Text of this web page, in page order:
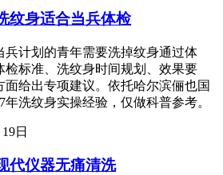
纹身适合当兵体检
兵计划的青年需要洗掉纹身通过体
检标准、洗纹身时间规划、效果要
面给出专项建议。依托哈尔滨俪也国
年洗纹身实操经验，仅做科普参考。
日
代仪器无痛清洗